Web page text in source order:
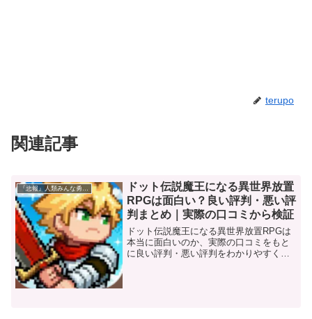
terupo
関連記事
ドット伝説魔王になる異世界放置
RPGは面白い？良い評判・悪い評
判まとめ｜実際の口コミから検証
ドット伝説魔王になる異世界放置RPGは
本当に面白いのか、実際の口コミをもと
に良い評判・悪い評判をわかりやすく解